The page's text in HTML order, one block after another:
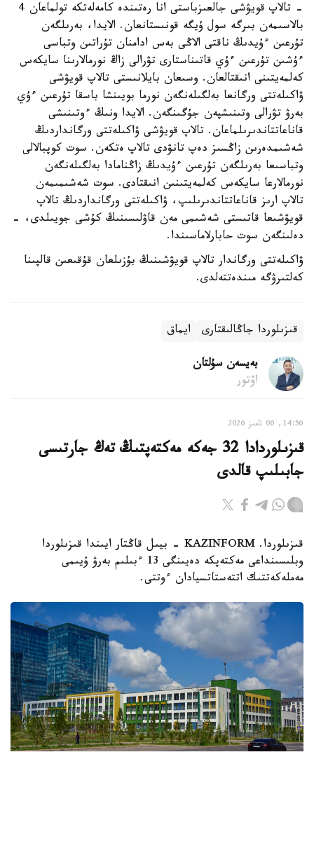
- تالاپ قويۋشى جالعىزباستى انا رەتىندە كامەلەتكە تولماعان 4
بالاسىمەن بىرگە سول ۇيگە قونىستانعان. الايدا، بەرىلگەن
تۇرعىن ءۇيدىڭ ناقتى الاڭى بەس ادامنان تۇراتىن وتباسى
ءۇشىن تۇرعىن ءۇي قاتىناستارى تۋرالى زاڭ نورمالارىنا سايكەس
كەلمەيتىنى انىقتالعان. وسىعان بايلانىستى تالاپ قويۋشى
ۋاكىلەتتى ورگانعا بەلگىلەنگەن نورما بويىنشا باسقا تۇرعىن ءۇي
بەرۋ تۋرالى وتىنىشپەن جۇگىنگەن. الايدا ونىڭ ءوتىنىشى
قاناعاتتاندىرىلماعان. تالاپ قويۋشى ۋاكىلەتتى ورگانداردىڭ
شەشىمدەرىن زاڭسىز دەپ تانۋدى تالاپ ەتكەن. سوت كوپبالالى
وتباسىعا بەرىلگەن تۇرعىن ءۇيدىڭ زاڭنامادا بەلگىلەنگەن
نورمالارعا سايكەس كەلمەيتىنىن انىقتادى. سوت شەشىمىمەن
تالاپ ارىز قاناعاتتاندىرىلىپ، ۋاكىلەتتى ورگانداردىڭ تالاپ
قويۋشىعا قاتىستى شەشىمى مەن قاۋلىسىنىڭ كۇشى جويىلدى، -
دەلىنگەن سوت حابارلاماسىندا.
ۋاكىلەتتى ورگاندار تالاپ قويۋشىنىڭ بۇزىلعان قۇقىعىن قالپىنا
كەلتىرۋگە مىندەتتەلدى.
قىزىلوردا جاڭالىقتارى ايماق
بەيسەن سۇلتان
اۆتور
14:56, 06 تامىز 2026
قىزىلوردادا 32 جەكە مەكتەپتىڭ تەڭ جارتىسى
جابىلىپ قالدى
قىزىلوردا. KAZINFORM - بيىل قاڭتار ايىندا قىزىلوردا
وبلىسىنداعى مەكتەپكە دەيىنگى 13 ءبىلىم بەرۋ ۇيىمى
مەملەكەتتىك اتتەستاتسيادان ءوتتى.